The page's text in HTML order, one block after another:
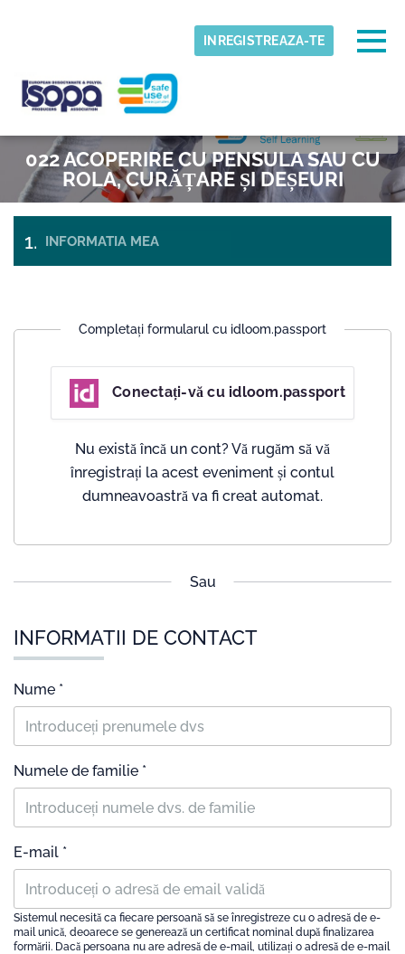
INREGISTREAZA-TE
ISOPA-AISBL
022 ACOPERIRE CU PENSULA SAU CU
ROLA, CURĂȚARE ȘI DEȘEURI
INFORMATIA MEA
PLATA
Completați formularul cu idloom.passport
Conectați-vă cu idloom.passport
Nu există încă un cont? Vă rugăm să vă
înregistrați la acest eveniment și contul
dumneavoastră va fi creat automat.
Sau
INFORMATII DE CONTACT
Nume *
Numele de familie *
E-mail *
Sistemul necesită ca fiecare persoană să se înregistreze cu o adresă de e-
mail unică, deoarece se generează un certificat nominal după finalizarea
formării. Dacă persoana nu are adresă de e-mail, utilizați o adresă de e-mail